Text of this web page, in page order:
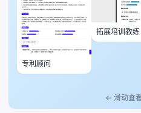
专利顾问
拓展培训教练
← 滑动查